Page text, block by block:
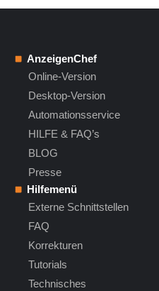
AnzeigenChef
Online-Version
Desktop-Version
Automationsservice
HILFE & FAQ’s
BLOG
Presse
Hilfemenü
Externe Schnittstellen
FAQ
Korrekturen
Tutorials
Technisches